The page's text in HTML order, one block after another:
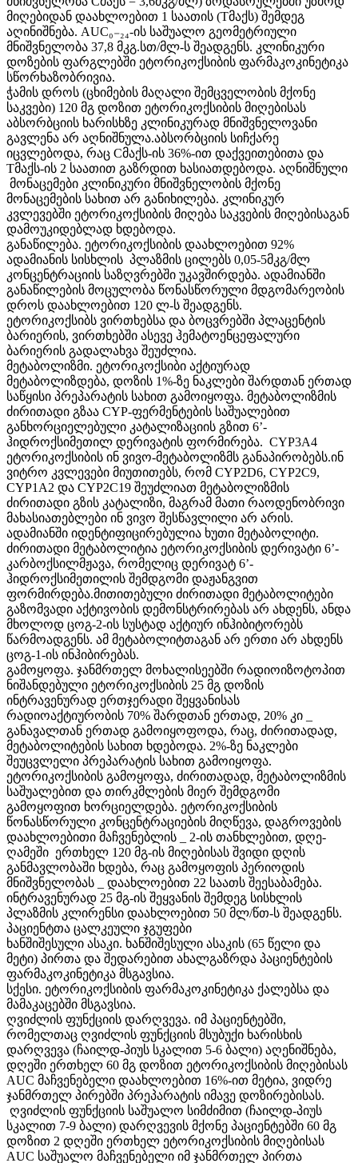
მიღებიდან დაახლოებით 1 საათის (Tმაქს) შემდეგ
აღინიშნება. AUC₀₋₂₄-ის საშუალო გეომეტრიული
მნიშვნელობა 37,8 მკგ.სთ/მლ-ს შეადგენს. კლინიკური
დოზების ფარგლებში ეტორიკოქსიბის ფარმაკოკინეტიკა
სწორხაზობრივია.
ჭამის დროს (ცხიმების მაღალი შემცველობის მქონე
საკვები) 120 მგ დოზით ეტორიკოქსიბის მიღებისას
აბსორბციის ხარისხზე კლინიკურად მნიშვნელოვანი
გავლენა არ აღნიშნულა.აბსორბციის სიჩქარე
იცვლებოდა, რაც Cმაქს-ის 36%-ით დაქვეითებითა და
Tმაქს-ის 2 საათით გაზრდით ხასიათდებოდა. აღნიშნული
მონაცემები კლინიკური მნიშვნელობის მქონე
მონაცემების სახით არ განიხილება. კლინიკურ
კვლევებში ეტორიკოქსიბის მიღება საკვების მიღებისაგან
დამოუკიდებლად ხდებოდა.
განაწილება. ეტორიკოქსიბის დაახლოებით 92%
ადამიანის სისხლის პლაზმის ცილებს 0,05-5მკგ/მლ
კონცენტრაციის საზღვრებში უკავშირდება. ადამიანში
განაწილების მოცულობა წონასწორული მდგომარეობის
დროს დაახლოებით 120 ლ-ს შეადგენს.
ეტორიკოქსიბს ვირთხებსა და ბოცვრებში პლაცენტის
ბარიერის, ვირთხებში ასევე ჰემატოენცეფალური
ბარიერის გადალახვა შეუძლია.
მეტაბოლიზმი. ეტორიკოქსიბი აქტიურად
მეტაბოლიზდება, დოზის 1%-ზე ნაკლები შარდთან ერთად
საწყისი პრეპარატის სახით გამოიყოფა. მეტაბოლიზმის
ძირითადი გზაა CYP-ფერმენტების საშუალებით
განხორციელებული კატალიზაციის გზით 6’-
ჰიდროქსიმეთილ დერივატის ფორმირება. CYP3A4
ეტორიკოქსიბის ინ ვივო-მეტაბოლიზმს განაპირობებს.ინ
ვიტრო კვლევები მიუთითებს, რომ CYP2D6, CYP2C9,
CYP1A2 და CYP2C19 შეუძლიათ მეტაბოლიზმის
ძირითადი გზის კატალიზი, მაგრამ მათი რაოდენობრივი
მახასიათებლები ინ ვივო შესწავლილი არ არის.
ადამიანში იდენტიფიცირებულია ხუთი მეტაბოლიტი.
ძირითადი მეტაბოლიტია ეტორიკოქსიბის დერივატი 6’-
კარბოქსილმჟავა, რომელიც დერივატ 6’-
ჰიდროქსიმეთილის შემდგომი დაჟანგვით
ფორმირდება.მითითებული ძირითადი მეტაბოლიტები
გაზომვადი აქტივობის დემონსტრირებას არ ახდენს, ანდა
მხოლოდ ცოგ-2-ის სუსტად აქტიურ ინჰიბიტორებს
წარმოადგენს. ამ მეტაბოლიტთაგან არ ერთი არ ახდენს
ცოგ-1-ის ინჰიბირებას.
გამოყოფა. ჯანმრთელ მოხალისეებში რადიოიზოტოპით
ნიშანდებული ეტორიკოქსიბის 25 მგ დოზის
ინტრავენურად ერთჯერადი შეყვანისას
რადიოაქტიურობის 70% შარდთან ერთად, 20% კი _
განავალთან ერთად გამოიყოფოდა, რაც, ძირითადად,
მეტაბოლიტების სახით ხდებოდა. 2%-ზე ნაკლები
შეუცვლელი პრეპარატის სახით გამოიყოფა.
ეტორიკოქსიბის გამოყოფა, ძირითადად, მეტაბოლიზმის
საშუალებით და თირკმლების მიერ შემდგომი
გამოყოფით ხორციელდება. ეტორიკოქსიბის
წონასწორული კონცენტრაციების მიღწევა, დაგროვების
დაახლოებითი მაჩვენებლის _ 2-ის თანხლებით, დღე-
ღამეში ერთხელ 120 მგ-ის მიღებისას შვიდი დღის
განმავლობაში ხდება, რაც გამოყოფის პერიოდის
მნიშვნელობას _ დაახლოებით 22 საათს შეესაბამება.
ინტრავენურად 25 მგ-ის შეყვანის შემდეგ სისხლის
პლაზმის კლირენსი დაახლოებით 50 მლ/წთ-ს შეადგენს.
პაციენტთა ცალკეული ჯგუფები
ხანშიშესული ასაკი. ხანშიშესული ასაკის (65 წელი და
მეტი) პირთა და შედარებით ახალგაზრდა პაციენტების
ფარმაკოკინეტიკა მსგავსია.
სქესი. ეტორიკოქსიბის ფარმაკოკინეტიკა ქალებსა და
მამაკაცებში მსგავსია.
ღვიძლის ფუნქციის დარღვევა. იმ პაციენტებში,
რომელთაც ღვიძლის ფუნქციის მსუბუქი ხარისხის
დარღვევა (ჩაილდ-პიუს სკალით 5-6 ბალი) აღენიშნება,
დღეში ერთხელ 60 მგ დოზით ეტორიკოქსიბის მიღებისას
AUC მაჩვენებელი დაახლოებით 16%-ით მეტია, ვიდრე
ჯანმრთელ პირებში პრეპარატის იმავე დოზირებისას.
ღვიძლის ფუნქციის საშუალო სიმძიმით (ჩაილდ-პიუს
სკალით 7-9 ბალი) დარღვევის მქონე პაციენტებში 60 მგ
დოზით 2 დღეში ერთხელ ეტორიკოქსიბის მიღებისას
AUC საშუალო მაჩვენებელი იმ ჯანმრთელ პირთა